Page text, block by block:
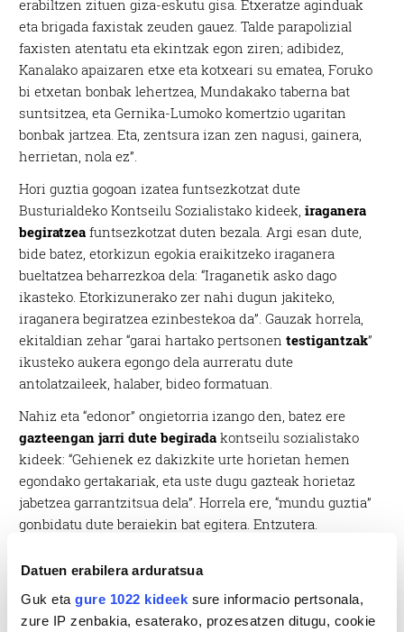
Datuen erabilera arduratsua
Guk eta gure 1022 kideek sure informacio pertsonala,
zure IP zenbakia, esaterako, prozesatzen ditugu, cookie
erabiltzen zituen giza-eskutu gisa. Etxeratze aginduak
eta brigada faxistak zeuden gauez. Talde parapolizial
faxisten atentatu eta ekintzak egon ziren; adibidez,
Kanalako apaizaren etxe eta kotxeari su ematea, Foruko
bi etxetan bonbak lehertzea, Mundakako taberna bat
suntsitzea, eta Gernika-Lumoko komertzio ugaritan
bonbak jartzea. Eta, zentsura izan zen nagusi, gainera,
herrietan, nola ez”.
Hori guztia gogoan izatea funtsezkotzat dute
Busturialdeko Kontseilu Sozialistako kideek,iraganera
begiratzea funtsezkotzat duten bezala. Argi esan dute,
bide batez, etorkizun egokia eraikitzeko iraganera
bueltatzea beharrezkoa dela: “Iraganetik asko dago
ikasteko. Etorkizunerako zer nahi dugun jakiteko,
iraganera begiratzea ezinbestekoa da”. Gauzak horrela,
ekitaldian zehar “garai hartako pertsonentestigantzak”
ikusteko aukera egongo dela aurreratu dute
antolatzaileek, halaber, bideo formatuan.
Nahiz eta “edonor” ongietorria izango den, batez ere
gazteengan jarri dute begirada kontseilu sozialistako
kideek: “Gehienek ez dakizkite urte horietan hemen
egondako gertakariak, eta uste dugu gazteak horietaz
jabetzea garrantzitsua dela”. Horrela ere, “mundu guztia”
gonbidatu dute beraiekin bat egitera. Entzutera.